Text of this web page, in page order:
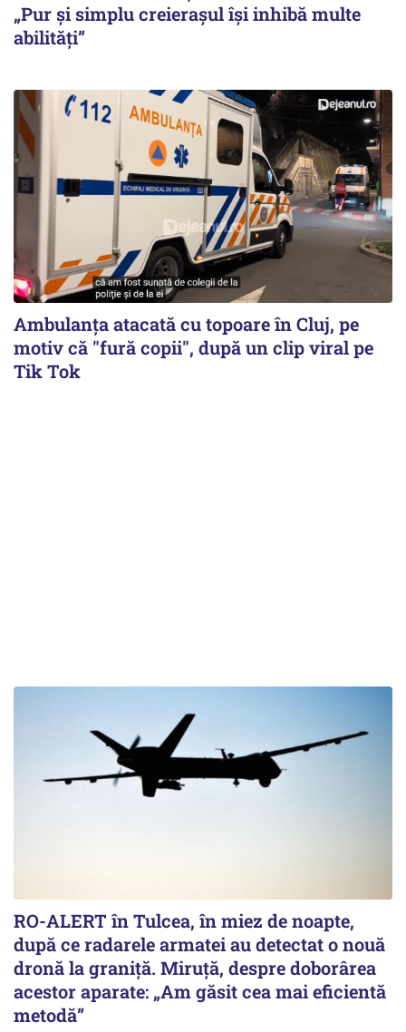
„Pur și simplu creierașul își inhibă multe
abilități”
Ambulanța atacată cu topoare în Cluj, pe
motiv că "fură copii", după un clip viral pe
Tik Tok
RO-ALERT în Tulcea, în miez de noapte,
după ce radarele armatei au detectat o nouă
dronă la graniță. Miruță, despre doborârea
acestor aparate: „Am găsit cea mai eficientă
metodă”